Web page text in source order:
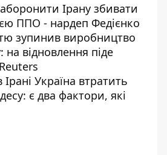
Ірану збивати
ППО - нардеп Федієнко
зупинив виробництво
на відновлення піде
Україна втратить
є два фактори, які